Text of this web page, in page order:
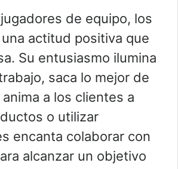
de equipo, los
una actitud positiva que
Su entusiasmo ilumina
saca lo mejor de
a los clientes a
o utilizar
encanta colaborar con
alcanzar un objetivo